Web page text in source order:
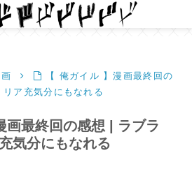
【 俺ガイル 】漫画最終回の
ア充気分にもなれる
画最終回の感想 | ラブラ
気分にもなれる